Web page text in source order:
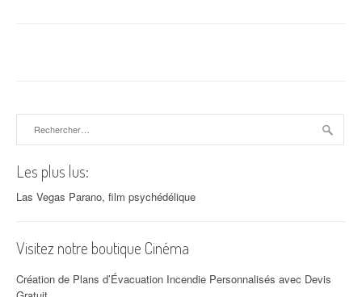
Les plus lus:
Las Vegas Parano, film psychédélique
Visitez notre boutique Cinéma
Création de Plans d’Évacuation Incendie Personnalisés avec Devis